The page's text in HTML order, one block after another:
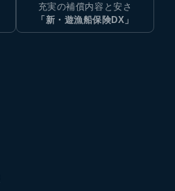
充実の補償内容と安さ
「新・遊漁船保険DX」